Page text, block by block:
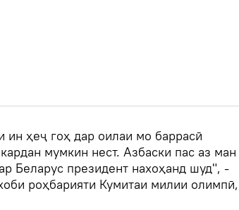
ҳеҷ гоҳ дар оилаи мо баррасӣ
мумкин нест. Азбаски пас аз ман
Беларус президент нахоҳанд шуд", -
роҳбарияти Кумитаи милии олимпӣ,